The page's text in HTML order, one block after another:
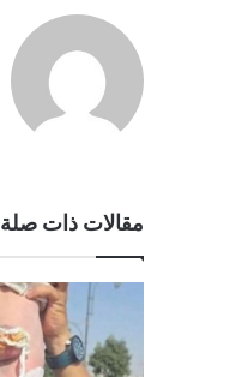
مقالات ذات صلة